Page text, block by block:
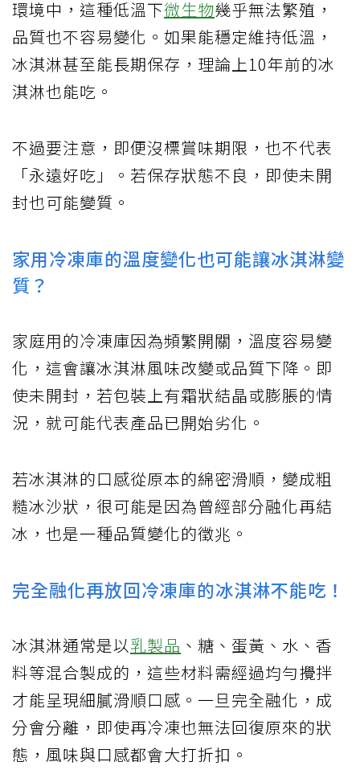
環境中，這種低溫下微生物幾乎無法繁殖，
品質也不容易變化。如果能穩定維持低溫，
冰淇淋甚至能長期保存，理論上10年前的冰
淇淋也能吃。
不過要注意，即便沒標賞味期限，也不代表
「永遠好吃」。若保存狀態不良，即使未開
封也可能變質。
家用冷凍庫的溫度變化也可能讓冰淇淋變
質？
家庭用的冷凍庫因為頻繁開關，溫度容易變
化，這會讓冰淇淋風味改變或品質下降。即
使未開封，若包裝上有霜狀結晶或膨脹的情
況，就可能代表產品已開始劣化。
若冰淇淋的口感從原本的綿密滑順，變成粗
糙冰沙狀，很可能是因為曾經部分融化再結
冰，也是一種品質變化的徵兆。
完全融化再放回冷凍庫的冰淇淋不能吃！
冰淇淋通常是以乳製品 、糖、蛋黃、水、香
料等混合製成的，這些材料需經過均勻攪拌
才能呈現細膩滑順口感。一旦完全融化，成
分會分離，即使再冷凍也無法回復原來的狀
態，風味與口感都會大打折扣。